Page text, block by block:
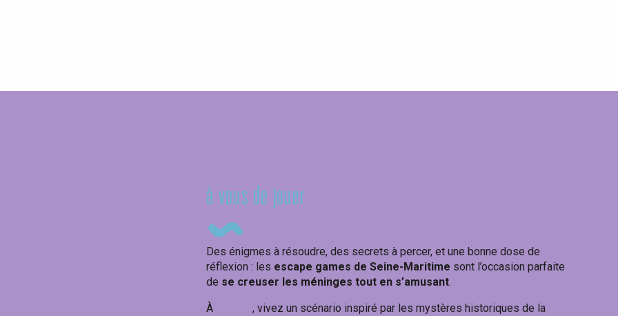
à vous de jouer
Des énigmes à résoudre, des secrets à percer, et une bonne dose de
réflexion : les escape games de Seine-Maritime sont l’occasion parfaite
de se creuser les méninges tout en s’amusant.
À
, vivez un scénario inspiré par les mystères historiques de la